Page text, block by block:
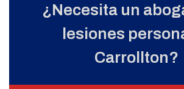
¿Necesita un
lesiones
Carrollton?